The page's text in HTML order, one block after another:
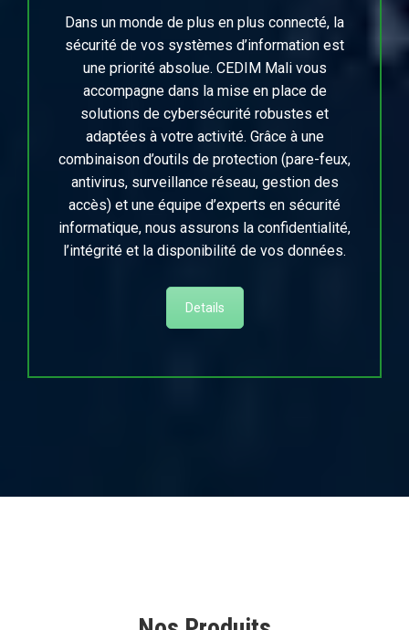
Dans un monde de plus en plus connecté, la
sécurité de vos systèmes d’information est
une priorité absolue. CEDIM Mali vous
accompagne dans la mise en place de
solutions de cybersécurité robustes et
adaptées à votre activité. Grâce à une
combinaison d’outils de protection (pare-feux,
antivirus, surveillance réseau, gestion des
accès) et une équipe d’experts en sécurité
informatique, nous assurons la confidentialité,
l’intégrité et la disponibilité de vos données.
Details